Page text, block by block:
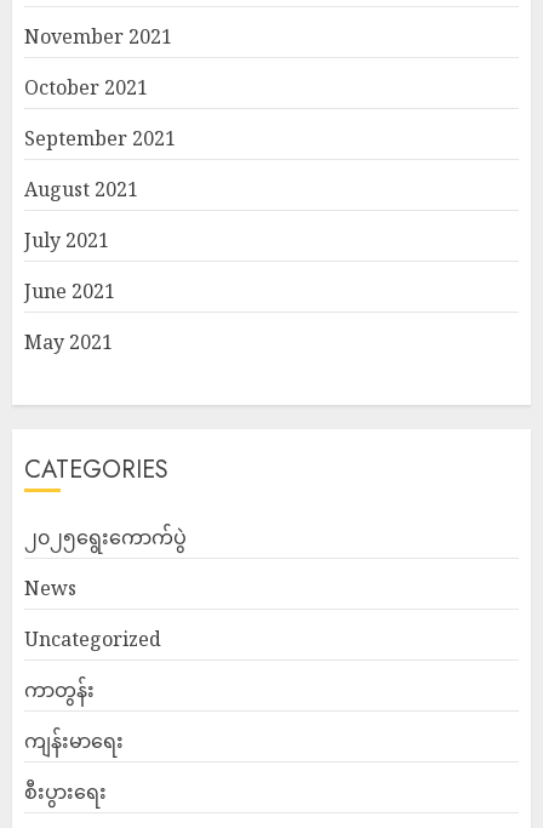
November 2021
October 2021
September 2021
August 2021
July 2021
June 2021
May 2021
CATEGORIES
၂၀၂၅ရွေးကောက်ပွဲ
News
Uncategorized
ကာတွန်း
ကျန်းမာရေး
စီးပွားရေး